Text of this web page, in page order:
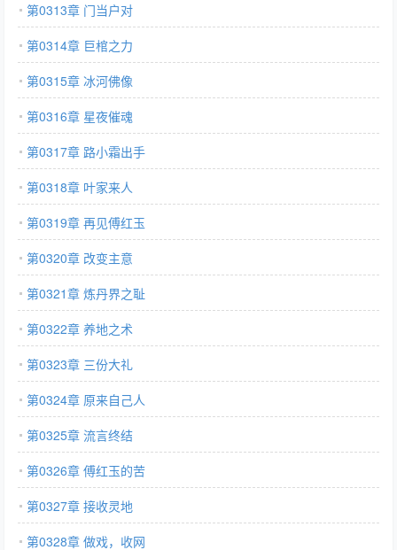
第0313章 门当户对
第0314章 巨棺之力
第0315章 冰河佛像
第0316章 星夜催魂
第0317章 路小霜出手
第0318章 叶家来人
第0319章 再见傅红玉
第0320章 改变主意
第0321章 炼丹界之耻
第0322章 养地之术
第0323章 三份大礼
第0324章 原来自己人
第0325章 流言终结
第0326章 傅红玉的苦
第0327章 接收灵地
第0328章 做戏，收网